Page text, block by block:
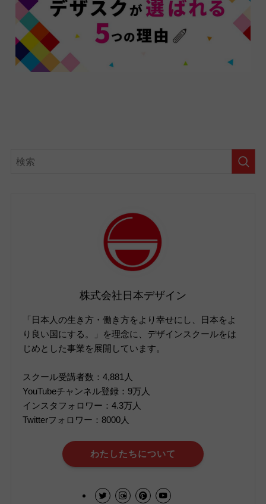
株式会社日本デザイン
「日本人の生き方・働き方をより幸せにし、日本をよ
り良い国にする。」を理念に、デザインスクールをは
じめとした事業を展開しています。
スクール受講者数：4,881人
YouTubeチャンネル登録：9万人
インスタフォロワー：4.3万人
Twitterフォロワー：8000人
わたしたちについて